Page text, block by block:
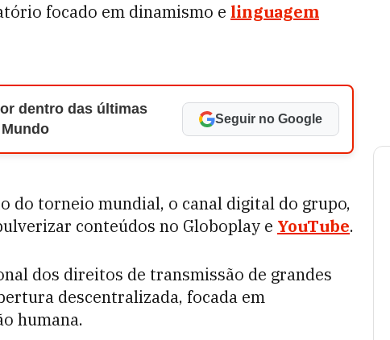
focado em dinamismo e linguagem
dentro das últimas
Seguir no Google
do torneio mundial, o canal digital do grupo,
conteúdos no Globoplay e YouTube.
dos direitos de transmissão de grandes
descentralizada, focada em
humana.